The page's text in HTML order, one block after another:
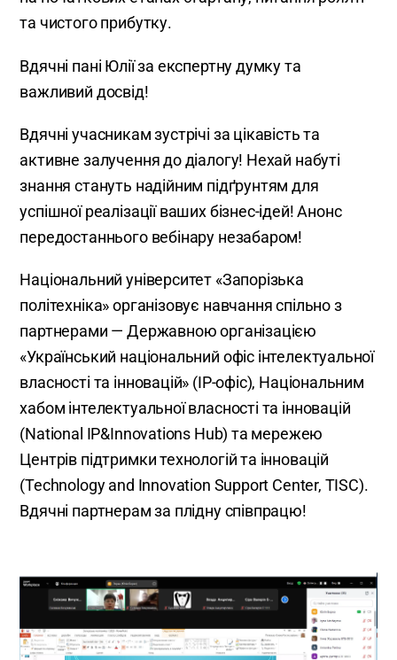
та чистого прибутку.
Вдячні пані Юлії за експертну думку та
важливий досвід!
Вдячні учасникам зустрічі за цікавість та
активне залучення до діалогу! Нехай набуті
знання стануть надійним підґрунтям для
успішної реалізації ваших бізнес-ідей! Анонс
передостаннього вебінару незабаром!
Національний університет «Запорізька
політехніка» організовує навчання спільно з
партнерами — Державною організацією
«Український національний офіс інтелектуальної
власності та інновацій» (IP-офіс), Національним
хабом інтелектуальної власності та інновацій
(National IP&Innovations Hub) та мережею
Центрів підтримки технологій та інновацій
(Technology and Innovation Support Center, TISC).
Вдячні партнерам за плідну співпрацю!